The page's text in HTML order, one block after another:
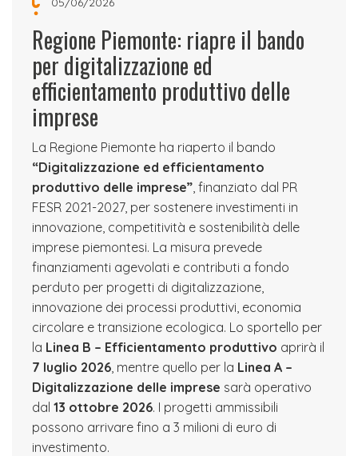
Regione Piemonte: riapre il bando
per digitalizzazione ed
efficientamento produttivo delle
imprese
La Regione Piemonte ha riaperto il bando
“Digitalizzazione ed efficientamento
produttivo delle imprese”, finanziato dal PR
FESR 2021-2027, per sostenere investimenti in
innovazione, competitività e sostenibilità delle
imprese piemontesi. La misura prevede
finanziamenti agevolati e contributi a fondo
perduto per progetti di digitalizzazione,
innovazione dei processi produttivi, economia
circolare e transizione ecologica. Lo sportello per
la Linea B – Efficientamento produttivo aprirà il
7 luglio 2026, mentre quello per la Linea A –
Digitalizzazione delle imprese sarà operativo
dal 13 ottobre 2026. I progetti ammissibili
possono arrivare fino a 3 milioni di euro di
investimento.